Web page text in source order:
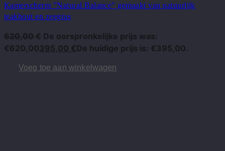
Kamerscherm "Natural Balance" gemaakt van natuurlijk
teakhout en zeegras
620,00€ De oorspronkelijke prijs was:
€620,00395,00 €De huidige prijs is: €395,00.
Voeg toe aan winkelwagen